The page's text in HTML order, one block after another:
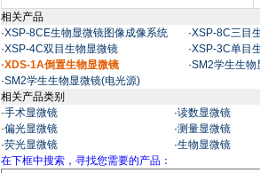
相关产品
·XSP-8CE生物显微镜图像成像系统 ·XSP-8C三目
·XSP-4C双目生物显微镜 ·XSP-3C单目
·XDS-1A倒置生物显微镜
·SM2学生生物
·SM2学生生物显微镜(电光源)
相关产品类别
·手术显微镜 ·读数显微镜
·偏光显微镜 ·测量显微镜
·荧光显微镜 ·生物显微镜
在下框中搜索，寻找您需要的产品：